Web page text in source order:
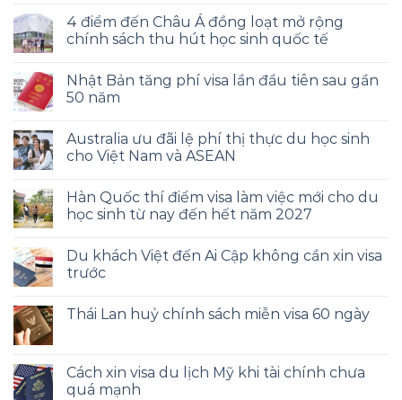
4 điểm đến Châu Á đồng loạt mở rộng
chính sách thu hút học sinh quốc tế
Nhật Bản tăng phí visa lần đầu tiên sau gần
50 năm
Australia ưu đãi lệ phí thị thực du học sinh
cho Việt Nam và ASEAN
Hàn Quốc thí điểm visa làm việc mới cho du
học sinh từ nay đến hết năm 2027
Du khách Việt đến Ai Cập không cần xin visa
trước
Thái Lan huỷ chính sách miễn visa 60 ngày
Cách xin visa du lịch Mỹ khi tài chính chưa
quá mạnh